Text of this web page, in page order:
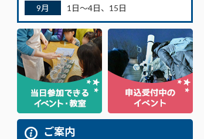
9月 1日～4日、15日
ご案内